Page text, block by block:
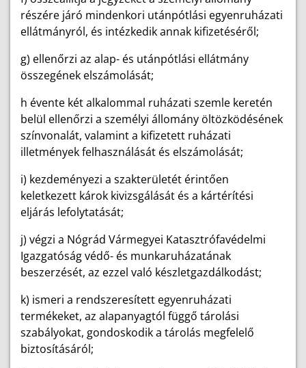
részére járó mindenkori utánpótlási egyenruházati
ellátmányról, és intézkedik annak kifizetéséről;
g) ellenőrzi az alap- és utánpótlási ellátmány
összegének elszámolását;
h évente két alkalommal ruházati szemle keretén
belül ellenőrzi a személyi állomány öltözködésének
színvonalát, valamint a kifizetett ruházati
illetmények felhasználását és elszámolását;
i) kezdeményezi a szakterületét érintően
keletkezett károk kivizsgálását és a kártérítési
eljárás lefolytatását;
j) végzi a Nógrád Vármegyei Katasztrófavédelmi
Igazgatóság védő- és munkaruházatának
beszerzését, az ezzel való készletgazdálkodást;
k) ismeri a rendszeresített egyenruházati
termékeket, az alapanyagtól függő tárolási
szabályokat, gondoskodik a tárolás megfelelő
biztosításáról;